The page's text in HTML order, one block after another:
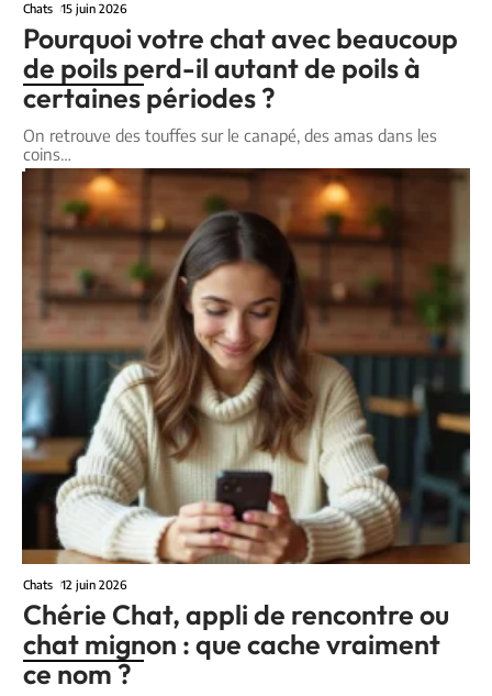
Chats 15 juin 2026
Pourquoi votre chat avec beaucoup
de poils perd-il autant de poils à
certaines périodes ?
On retrouve des touffes sur le canapé, des amas dans les
coins…
Chats 12 juin 2026
Chérie Chat, appli de rencontre ou
chat mignon : que cache vraiment
ce nom ?